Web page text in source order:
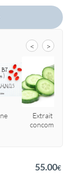
< >
Extrait de
concombre
55.00€